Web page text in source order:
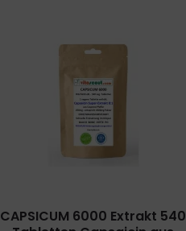
CAPSICUM 6000 Extrakt 540